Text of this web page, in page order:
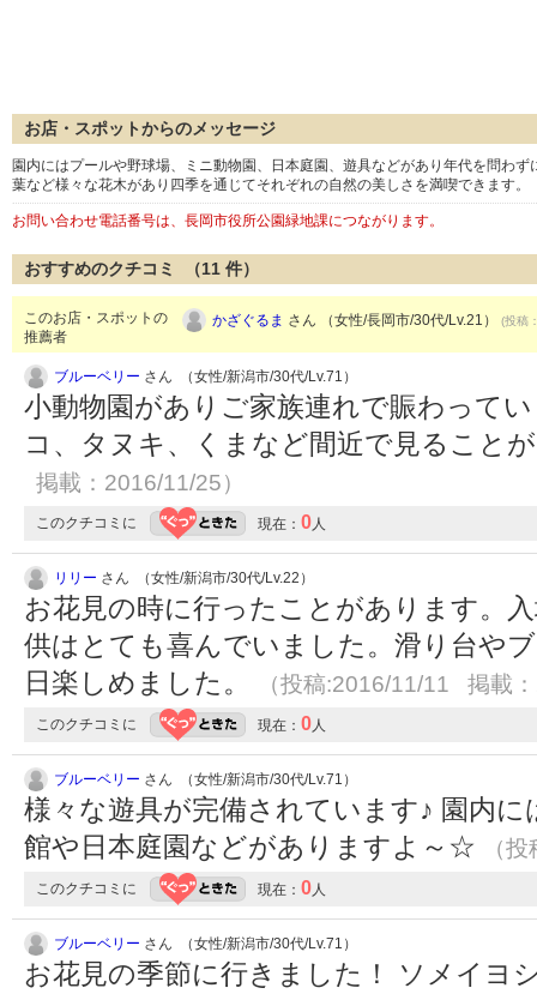
お店・スポットからのメッセージ
園内にはプールや野球場、ミニ動物園、日本庭園、遊具などがあり年代を問わ
葉など様々な花木があり四季を通じてそれぞれの自然の美しさを満喫できます。
お問い合わせ電話番号は、長岡市役所公園緑地課につながります。
おすすめのクチコミ （11 件）
このお店・スポットの
推薦者
かざぐるま さん （女性/長岡市/30代/Lv.21） (投稿
ブルーベリー さん （女性/新潟市/30代/Lv.71）
小動物園がありご家族連れで賑わって
コ、タヌキ、くまなど間近で見ること
掲載：2016/11/25）
このクチコミに 現在： 0人
リリー さん （女性/新潟市/30代/Lv.22）
お花見の時に行ったことがあります。
供はとても喜んでいました。滑り台や
日楽しめました。
（投稿:2016/11/11 掲載
このクチコミに 現在： 0人
ブルーベリー さん （女性/新潟市/30代/Lv.71）
様々な遊具が完備されています♪ 園内
館や日本庭園などがありますよ～☆
（
このクチコミに 現在： 0人
ブルーベリー さん （女性/新潟市/30代/Lv.71）
お花見の季節に行きました！ ソメイヨ